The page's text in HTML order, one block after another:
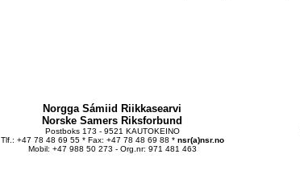
Norgga Sámiid Riikkasearvi
Norske Samers Riksforbund
Postboks 173 - 9521 KAUTOKEINO
Tlf.: +47 78 48 69 55 * Fax: +47 78 48 69 88 * nsr(a)nsr.no
Mobil: +47 988 50 273 - Org.nr: 971 481 463